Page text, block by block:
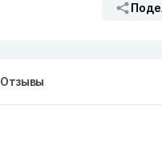
Отзывы